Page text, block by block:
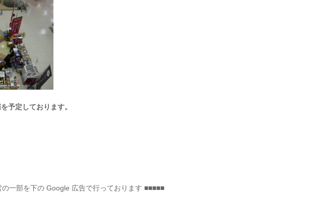
予定しております。
一部を下の Google 広告で行っております ■■■■■